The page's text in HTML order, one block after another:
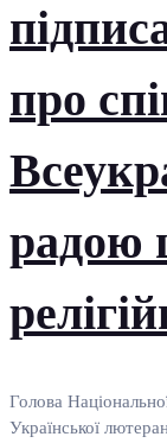
про
радою
Голова
Української